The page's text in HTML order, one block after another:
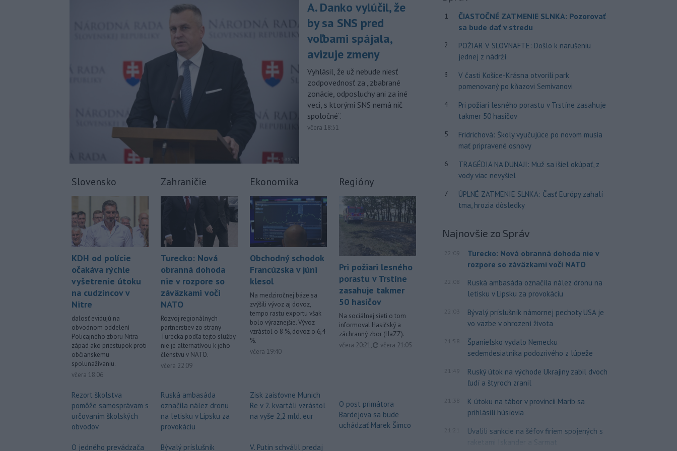
júla 2026 herečka a dlhoročná
členka Slovenského komorného
divadla (SKD) v Martine Helena
Sudická.
10:15 - Národná diaľničná
spoločnosť (NDS) ukončila výmenu
mostného záveru na ľavej strane
mosta Lanfranconi, ktorý je súčasťou
bratislavskej diaľnice D2.
Viac >
A. Danko vylúčil, že
by sa SNS pred
voľbami spájala,
avizuje zmeny
Vyhlásil, že už nebude niesť
zodpovednosť za „zbabrané
zonácie, odposluchy ani za iné
veci, s ktorými SNS nemá nič
spoločné“.
včera 18:51
Slovensko
KDH od polície
očakáva rýchle
vyšetrenie útoku
na cudzincov v
Nitre
dalosť evidujú na
obvodnom oddelení
Policajného zboru Nitra-
západ ako priestupok proti
občianskemu
spolunažívaniu.
včera 18:06
Rezort školstva
pomôže samosprávam s
určovaním školských
obvodov
O jedného prevádzača
Zahraničie
Turecko: Nová
obranná dohoda
nie v rozpore so
záväzkami voči
NATO
Rozvoj regionálnych
partnerstiev zo strany
Turecka podľa tejto služby
nie je alternatívou k jeho
členstvu v NATO.
včera 22:09
Ruská ambasáda
označila nález dronu
na letisku v Lipsku za
provokáciu
Bývalý príslušník
Ekonomika
Obchodný schodok
Francúzska v júni
klesol
Na medziročnej báze sa
zvýšili vývoz aj dovoz,
tempo rastu exportu však
bolo výraznejšie. Vývoz
vzrástol o 8 %, dovoz o 6,4
%.
včera 19:40
Zisk zaisťovne Munich
Re v 2. kvartáli vzrástol
na vyše 2,2 mld. eur
V. Putin schválil predaj
Regióny
Pri požiari lesného
porastu v Trstíne
zasahuje takmer
50 hasičov
Na sociálnej sieti o tom
informoval Hasičský a
záchranný zbor (HaZZ).
včera 20:21, aktualizované
včera 21:05
O post primátora
Bardejova sa bude
uchádzať Marek Šimco
1
ČIASTOČNÉ ZATMENIE SLNKA: Pozorovať
sa bude dať v stredu
2
POŽIAR V SLOVNAFTE: Došlo k narušeniu
jednej z nádrží
3
V časti Košice-Krásna otvorili park
pomenovaný po kňazovi Semivanovi
4
Pri požiari lesného porastu v Trstíne zasahuje
takmer 50 hasičov
5
Fridrichová: Školy vyučujúce po novom musia
mať pripravené osnovy
6
TRAGÉDIA NA DUNAJI: Muž sa išiel okúpať, z
vody viac nevyšiel
7
ÚPLNÉ ZATMENIE SLNKA: Časť Európy zahalí
tma, hrozia dôsledky
Najnovšie zo Správ
22:09
Turecko: Nová obranná dohoda nie v
rozpore so záväzkami voči NATO
22:08
Ruská ambasáda označila nález dronu na
letisku v Lipsku za provokáciu
22:03
Bývalý príslušník námornej pechoty USA je
vo väzbe v ohrození života
21:58
Španielsko vydalo Nemecku
sedemdesiatnika podozrivého z lúpeže
21:49
Ruský útok na východe Ukrajiny zabil dvoch
ľudí a štyroch zranil
21:38
K útoku na tábor v provincii Marib sa
prihlásili húsíovia
Uvalili sankcie na šéfov firiem spojených s
raketami Iskander a Sarmat